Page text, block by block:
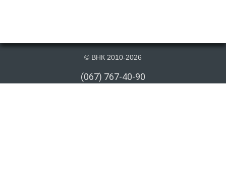
© ВНК 2010-2026
(067) 767-40-90